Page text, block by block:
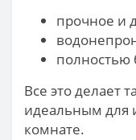
прочное и
полностью
Все это делает
идеальным для
комнате.